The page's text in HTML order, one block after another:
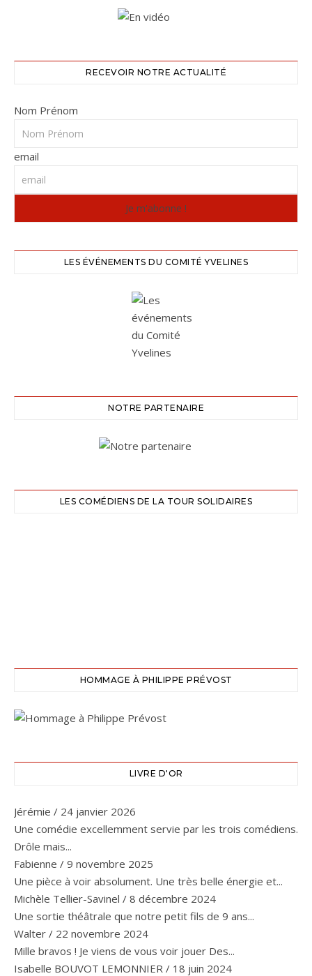
RECEVOIR NOTRE ACTUALITÉ
Nom Prénom
email
LES ÉVÉNEMENTS DU COMITÉ YVELINES
NOTRE PARTENAIRE
LES COMÉDIENS DE LA TOUR SOLIDAIRES
HOMMAGE À PHILIPPE PRÉVOST
LIVRE D'OR
Jérémie / 24 janvier 2026
Une comédie excellemment servie par les trois comédiens.
Drôle mais...
Fabienne / 9 novembre 2025
Une pièce à voir absolument. Une très belle énergie et...
Michèle Tellier-Savinel / 8 décembre 2024
Une sortie théâtrale que notre petit fils de 9 ans...
Walter / 22 novembre 2024
Mille bravos ! Je viens de vous voir jouer Des...
Isabelle BOUVOT LEMONNIER / 18 juin 2024